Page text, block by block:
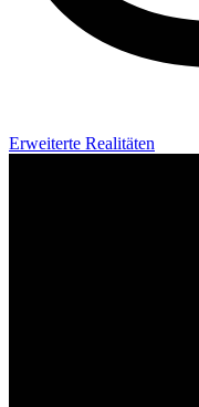
Erweiterte Realitäten